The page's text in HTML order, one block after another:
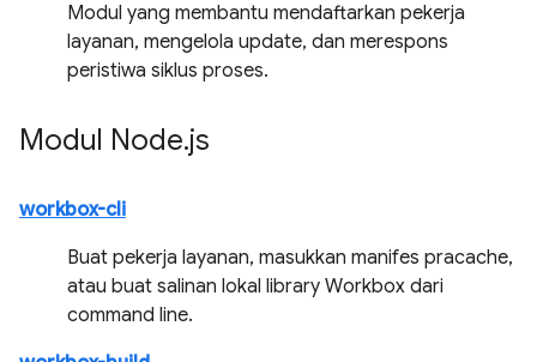
Modul yang membantu mendaftarkan pekerja
layanan, mengelola update, dan merespons
peristiwa siklus proses.
Modul Node.js
workbox-cli
Buat pekerja layanan, masukkan manifes pracache,
atau buat salinan lokal library Workbox dari
command line.